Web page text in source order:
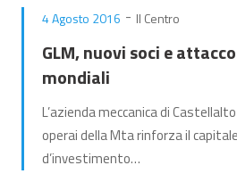
4 Agosto 2016 - Il Centro
GLM, nuovi soci e
mondiali
L’azienda meccanica di
operai della Mta rinforza il
d’investimento…